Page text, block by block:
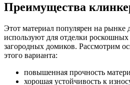
Преимущества
Этот материал популярен на рынке
используют для отделки
загородных домиков. Рассмотрим
этого варианта:
повышенная прочность
хорошая устойчивость к